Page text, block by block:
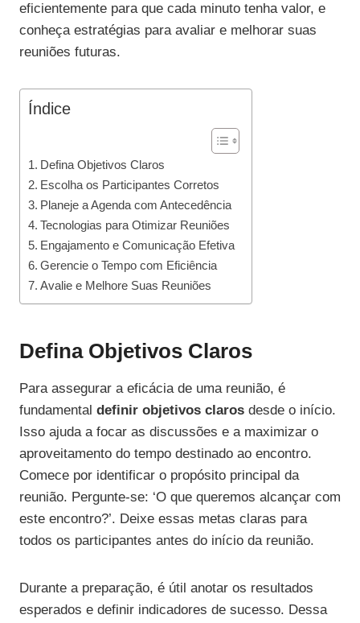
eficientemente para que cada minuto tenha valor, e
conheça estratégias para avaliar e melhorar suas
reuniões futuras.
Índice
Defina Objetivos Claros
Escolha os Participantes Corretos
Planeje a Agenda com Antecedência
Tecnologias para Otimizar Reuniões
Engajamento e Comunicação Efetiva
Gerencie o Tempo com Eficiência
Avalie e Melhore Suas Reuniões
Defina Objetivos Claros
Para assegurar a eficácia de uma reunião, é
fundamental definir objetivos claros desde o início.
Isso ajuda a focar as discussões e a maximizar o
aproveitamento do tempo destinado ao encontro.
Comece por identificar o propósito principal da
reunião. Pergunte-se: ‘O que queremos alcançar com
este encontro?’. Deixe essas metas claras para
todos os participantes antes do início da reunião.
Durante a preparação, é útil anotar os resultados
esperados e definir indicadores de sucesso. Dessa